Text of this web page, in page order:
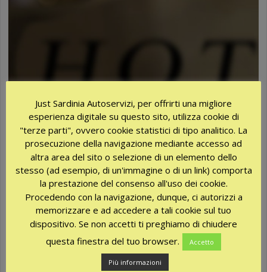
СЕРВИСНЫЙ ЦЕНТР
Для отличного отдыха, без проблем и забот, для лучших
экскурсий по острову и бронирования гостиниц,
воспользуйтесь нашим сервисным центром.where can i buy
brand name cialis online
20 января, 2016
Just Sardinia Autoservizi, per offrirti una migliore
esperienza digitale su questo sito, utilizza cookie di
"terze parti", ovvero cookie statistici di tipo analitico. La
prosecuzione della navigazione mediante accesso ad
altra area del sito o selezione di un elemento dello
stesso (ad esempio, di un'immagine o di un link) comporta
la prestazione del consenso all'uso dei cookie.
Procedendo con la navigazione, dunque, ci autorizzi a
memorizzare e ad accedere a tali cookie sul tuo
dispositivo. Se non accetti ti preghiamo di chiudere
questa finestra del tuo browser.
Accetto
Più informazioni